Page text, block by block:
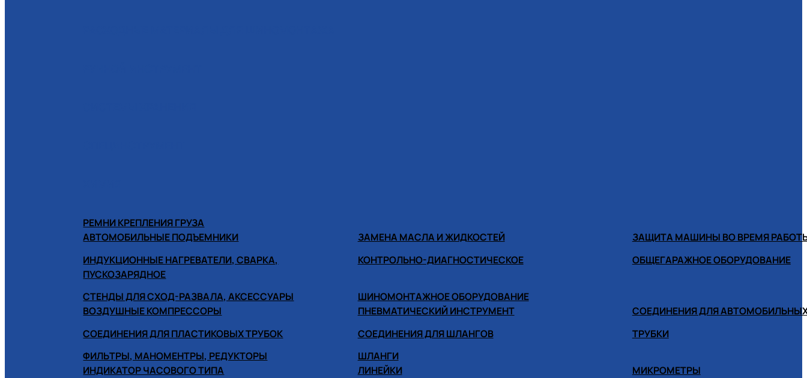
РЕМНИ КРЕПЛЕНИЯ ГРУЗА
АВТОМОБИЛЬНЫЕ ПОДЪЕМНИКИ
ЗАМЕНА МАСЛА И ЖИДКОСТЕЙ
ЗАЩИТА МАШИНЫ ВО ВРЕМЯ
ИНДУКЦИОННЫЕ НАГРЕВАТЕЛИ, СВАРКА,
ПУСКОЗАРЯДНОЕ
КОНТРОЛЬНО-ДИАГНОСТИЧЕСКОЕ ОБЩЕГАРАЖНОЕ ОБОРУДОВАНИЕ
СТЕНДЫ ДЛЯ СХОД-РАЗВАЛА, АКСЕССУАРЫ
ШИНОМОНТАЖНОЕ ОБОРУДОВАНИЕ
ВОЗДУШНЫЕ КОМПРЕССОРЫ
ПНЕВМАТИЧЕСКИЙ ИНСТРУМЕНТ
СОЕДИНЕНИЯ ДЛЯ
СОЕДИНЕНИЯ ДЛЯ ПЛАСТИКОВЫХ ТРУБОК
СОЕДИНЕНИЯ ДЛЯ ШЛАНГОВ
ТРУБКИ
ФИЛЬТРЫ, МАНОМЕНТРЫ, РЕДУКТОРЫ
ШЛАНГИ
ИНДИКАТОР ЧАСОВОГО ТИПА
ЛИНЕЙКИ
МИКРОМЕТРЫ